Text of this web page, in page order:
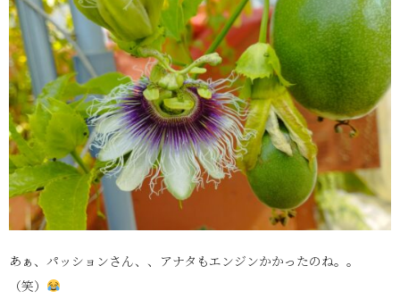
あぁ、パッションさん、、アナタもエンジンかかったのね。。
（笑）